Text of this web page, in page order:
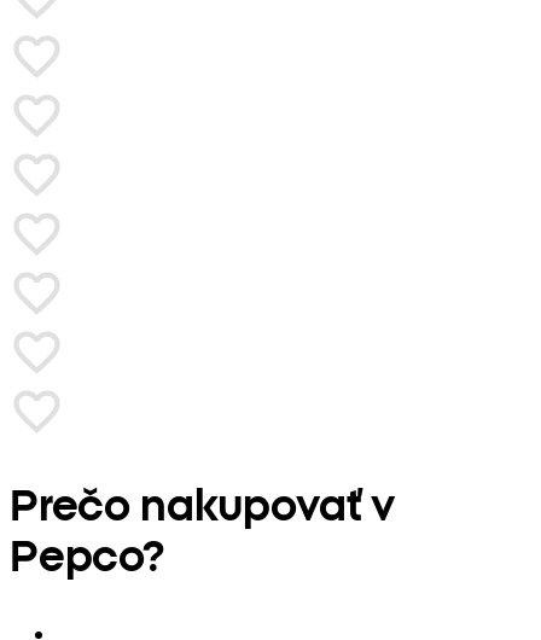
Prečo nakupovať v
Pepco?